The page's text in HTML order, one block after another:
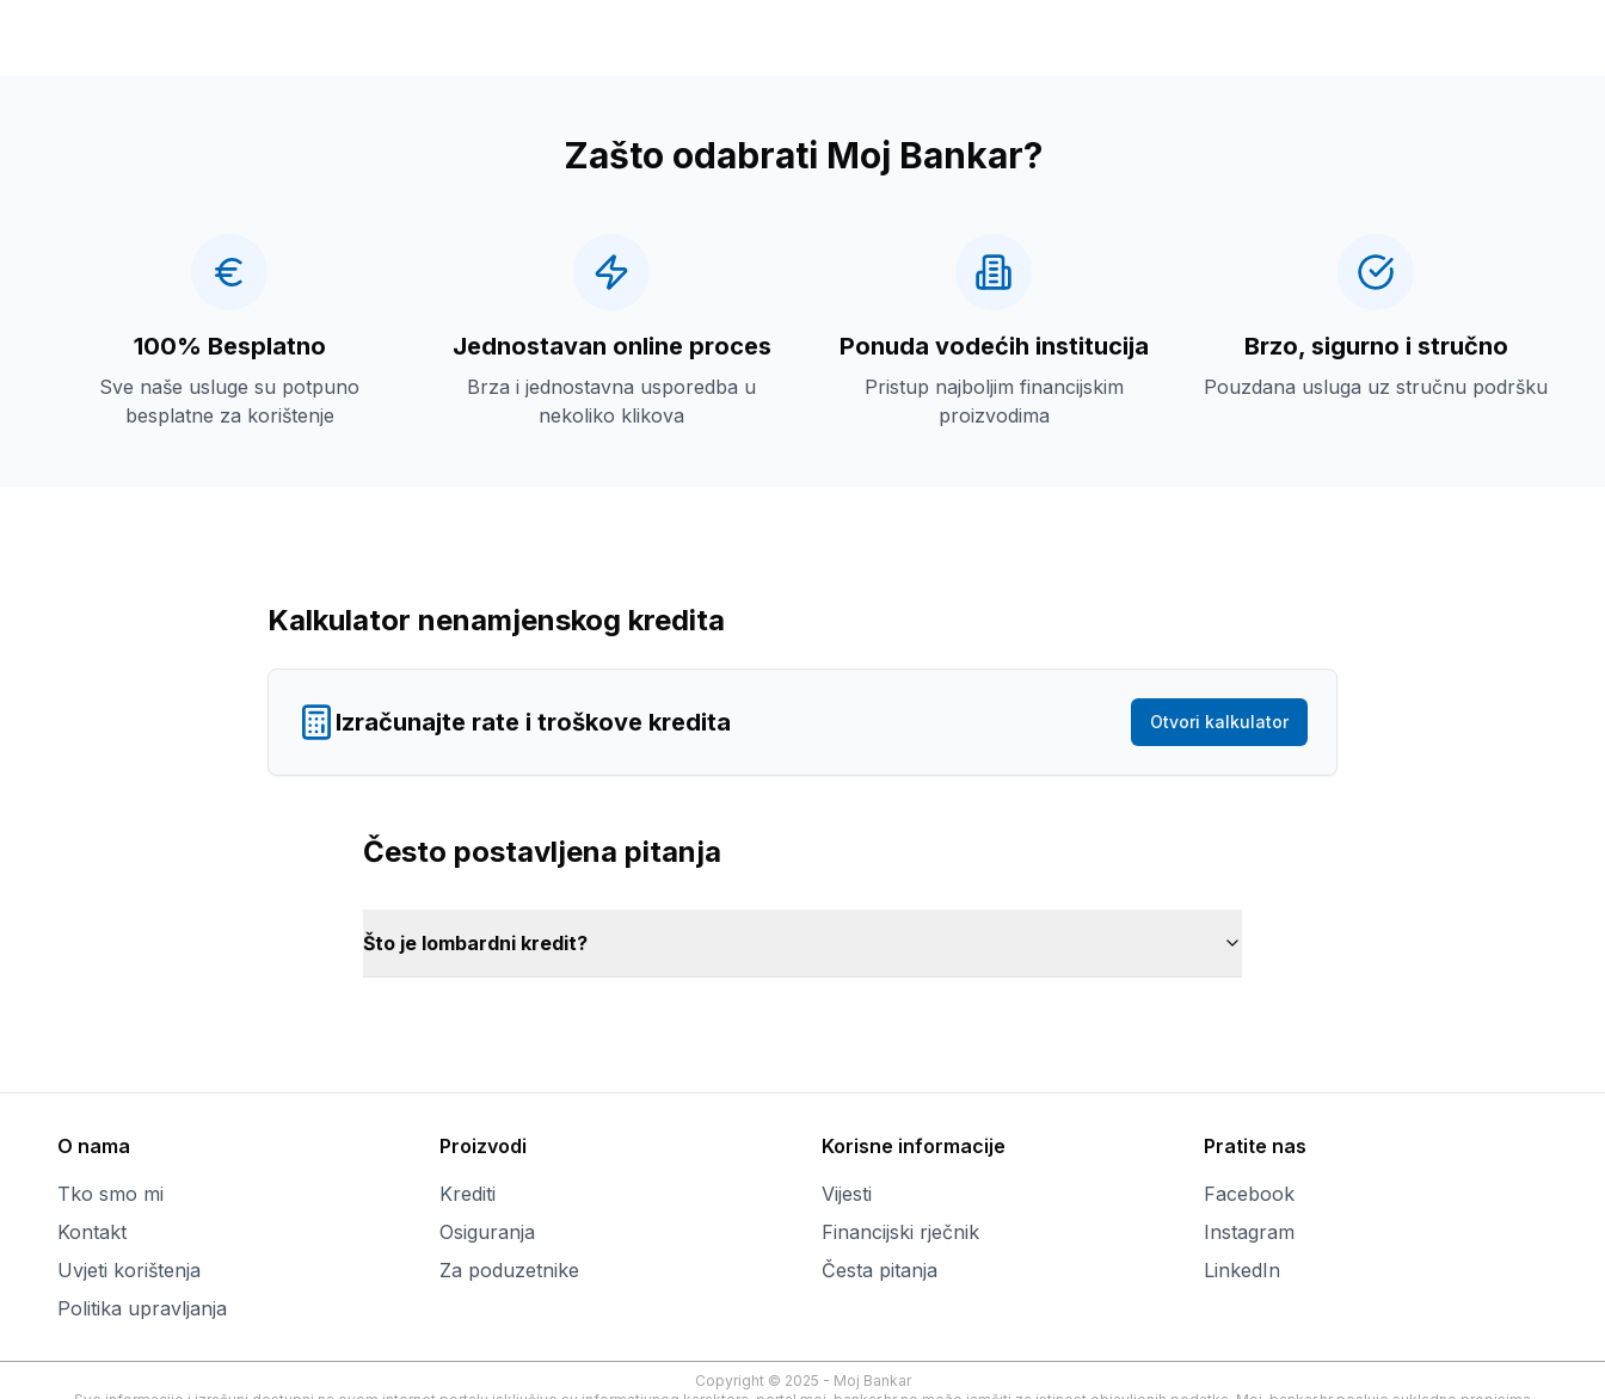
Zašto odabrati Moj Bankar?
100% Besplatno
Sve naše usluge su potpuno
besplatne za korištenje
Jednostavan online proces
Brza i jednostavna usporedba u
nekoliko klikova
Ponuda vodećih institucija
Pristup najboljim financijskim
proizvodima
Brzo, sigurno i stručno
Pouzdana usluga uz stručnu podršku
Kalkulator nenamjenskog kredita
Izračunajte rate i troškove kredita Otvori kalkulator
Često postavljena pitanja
Što je lombardni kredit?
O nama
Tko smo mi
Kontakt
Uvjeti korištenja
Politika upravljanja
Proizvodi
Krediti
Osiguranja
Za poduzetnike
Korisne informacije
Vijesti
Financijski rječnik
Česta pitanja
Pratite nas
Facebook
Instagram
LinkedIn
Copyright © 2025 - Moj Bankar